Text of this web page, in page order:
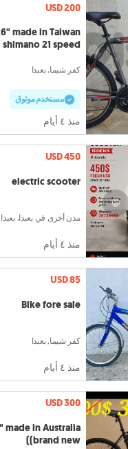
USD 200
made in Taiwan
shimano 21 speed
كفر شيما, بعبدا
مستخدم موثوق
منذ ٤ أيام
USD 450
electric scooter
مدن أخرى في بعبدا, بعبدا
منذ ٤ أيام
USD 85
Bike fore sale
كفر شيما, بعبدا
منذ ٤ أيام
USD 300
in Australia
(brand new)